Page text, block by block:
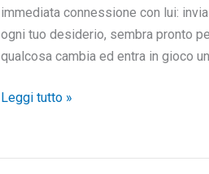
immediata connessione con lui:
ogni tuo desiderio, sembra pronto
qualcosa cambia ed entra in gioco
Leggi tutto »